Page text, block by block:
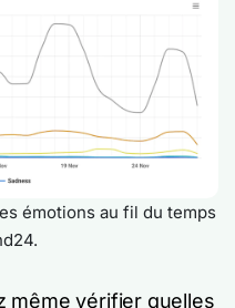
émotions au fil du temps
même vérifier quelles